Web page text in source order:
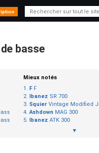
basse
Mieux notés
F F
Ibanez SR 700
Squier Vintage Modified
Ashdown MAG 300
Ibanez ATK 300
▼